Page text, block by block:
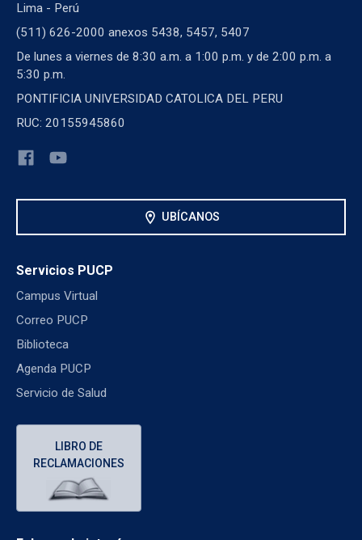
Lima - Perú
(511) 626-2000 anexos 5438, 5457, 5407
De lunes a viernes de 8:30 a.m. a 1:00 p.m. y de 2:00 p.m. a
5:30 p.m.
PONTIFICIA UNIVERSIDAD CATOLICA DEL PERU
RUC: 20155945860
location_on UBÍCANOS
Servicios PUCP
Campus Virtual
Correo PUCP
Biblioteca
Agenda PUCP
Servicio de Salud
LIBRO DE
RECLAMACIONES